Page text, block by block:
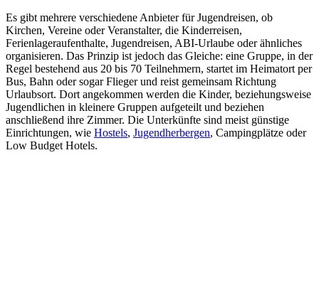
Es gibt mehrere verschiedene Anbieter für Jugendreisen, ob
Kirchen, Vereine oder Veranstalter, die Kinderreisen,
Ferienlageraufenthalte, Jugendreisen, ABI-Urlaube oder ähnliches
organisieren. Das Prinzip ist jedoch das Gleiche: eine Gruppe, in der
Regel bestehend aus 20 bis 70 Teilnehmern, startet im Heimatort per
Bus, Bahn oder sogar Flieger und reist gemeinsam Richtung
Urlaubsort. Dort angekommen werden die Kinder, beziehungsweise
Jugendlichen in kleinere Gruppen aufgeteilt und beziehen
anschließend ihre Zimmer. Die Unterkünfte sind meist günstige
Einrichtungen, wie Hostels, Jugendherbergen, Campingplätze oder
Low Budget Hotels.